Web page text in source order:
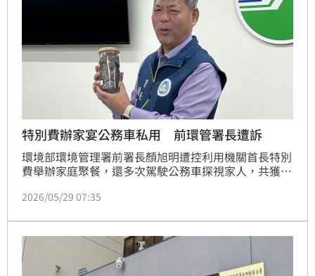
特別費辦家宴公務車私用 前環管署長遭訴
環境部環境管理署前署長顏旭明遭控利用機關首長特別
費舉辦家庭聚餐，還多次駕駛公務車探視家人，共獲1
他起訴。
2026/05/29 07:35